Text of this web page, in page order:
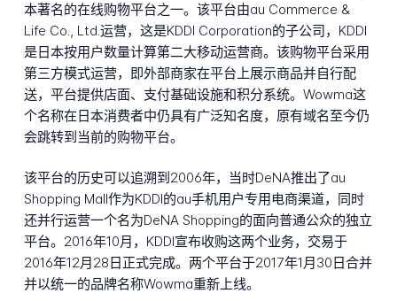
本著名的在线购物平台之一。该平台由au Commerce &
Life Co., Ltd.运营，这是KDDI Corporation的子公司，KDDI
是日本按用户数量计算第二大移动运营商。该购物平台采用
第三方模式运营，即外部商家在平台上展示商品并自行配
送，平台提供店面、支付基础设施和积分系统。Wowma这
个名称在日本消费者中仍具有广泛知名度，原有域名至今仍
会跳转到当前的购物平台。
该平台的历史可以追溯到2006年，当时DeNA推出了au
Shopping Mall作为KDDI的au手机用户专用电商渠道，同时
还并行运营一个名为DeNA Shopping的面向普通公众的独立
平台。2016年10月，KDDI宣布收购这两个业务，交易于
2016年12月28日正式完成。两个平台于2017年1月30日合并
并以统一的品牌名称Wowma重新上线。